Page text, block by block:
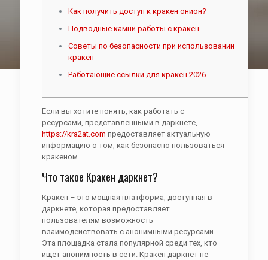
Как получить доступ к кракен онион?
Подводные камни работы с кракен
Советы по безопасности при использовании
кракен
Работающие ссылки для кракен 2026
Если вы хотите понять, как работать с
ресурсами, представленными в даркнете,
https://kra2at.com предоставляет актуальную
информацию о том, как безопасно пользоваться
кракеном.
Что такое Кракен даркнет?
Кракен – это мощная платформа, доступная в
даркнете, которая предоставляет
пользователям возможность
взаимодействовать с анонимными ресурсами.
Эта площадка стала популярной среди тех, кто
ищет анонимность в сети. Кракен даркнет не